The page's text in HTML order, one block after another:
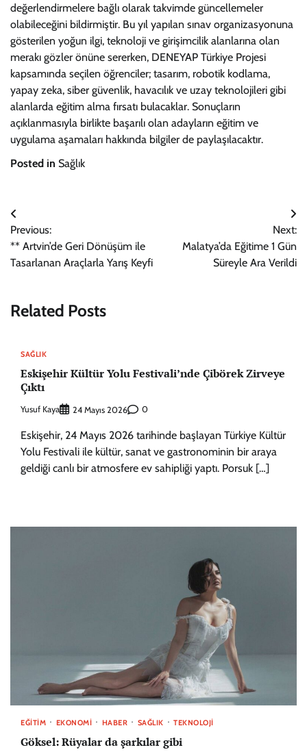
değerlendirmelere bağlı olarak takvimde güncellemeler
olabileceğini bildirmiştir. Bu yıl yapılan sınav organizasyonuna
gösterilen yoğun ilgi, teknoloji ve girişimcilik alanlarına olan
merakı gözler önüne sererken, DENEYAP Türkiye Projesi
kapsamında seçilen öğrenciler; tasarım, robotik kodlama,
yapay zeka, siber güvenlik, havacılık ve uzay teknolojileri gibi
alanlarda eğitim alma fırsatı bulacaklar. Sonuçların
açıklanmasıyla birlikte başarılı olan adayların eğitim ve
uygulama aşamaları hakkında bilgiler de paylaşılacaktır.
Posted in Sağlık
Yazı
gezinmesi
Previous:
** Artvin’de Geri Dönüşüm ile
Tasarlanan Araçlarla Yarış Keyfi
Next:
Malatya’da Eğitime 1 Gün
Süreyle Ara Verildi
Related Posts
SAĞLIK
Eskişehir Kültür Yolu Festivali’nde Çibörek Zirveye
Çıktı
Yusuf Kaya 24 Mayıs 2026 0
Eskişehir, 24 Mayıs 2026 tarihinde başlayan Türkiye Kültür
Yolu Festivali ile kültür, sanat ve gastronominin bir araya
geldiği canlı bir atmosfere ev sahipliği yaptı. Porsuk […]
EĞITIM EKONOMI HABER SAĞLIK TEKNOLOJI
Göksel: Rüyalar da şarkılar gibi